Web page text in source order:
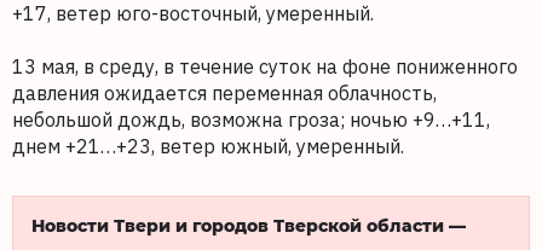
+17, ветер юго-восточный, умеренный.
13 мая, в среду, в течение суток на фоне пониженного
давления ожидается переменная облачность,
небольшой дождь, возможна гроза; ночью +9…+11,
днем +21…+23, ветер южный, умеренный.
Новости Твери и городов Тверской области —